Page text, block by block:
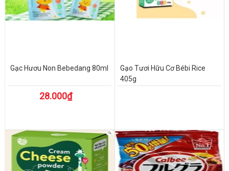
Gạc Hươu Non Bebedang 80ml
28.000₫
Gạo Tươi Hữu Cơ Bébi Rice
405g